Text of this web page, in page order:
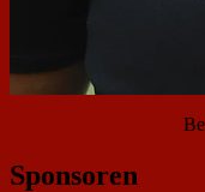
Sponsoren